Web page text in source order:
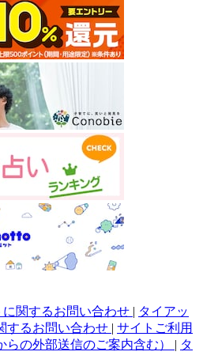
に関するお問い合わせ | タイアッ
するお問い合わせ | サイトご利用
らの外部送信のご案内含む） | タ